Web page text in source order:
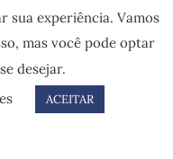
sua experiência. Vamos
mas você pode optar
desejar.
ACEITAR